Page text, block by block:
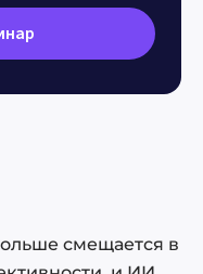
смещается в